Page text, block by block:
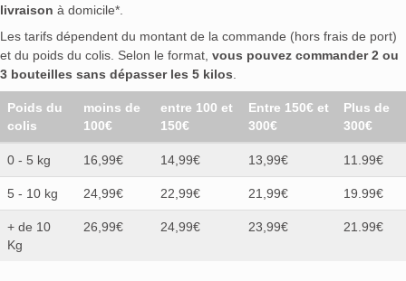
livraison à domicile*.
Les tarifs dépendent du montant de la commande (hors frais de port)
et du poids du colis. Selon le format, vous pouvez commander 2 ou
3 bouteilles sans dépasser les 5 kilos
Poids du
colis
moins de
100€
entre 100 et
150€
Entre 150€ et
300€
Plus de
300€
0 - 5 kg 16,99€ 14,99€ 13,99€ 11.99€
5 - 10 kg 24,99€ 22,99€ 21,99€ 19.99€
+ de 10
Kg
26,99€ 24,99€ 23,99€ 21.99€